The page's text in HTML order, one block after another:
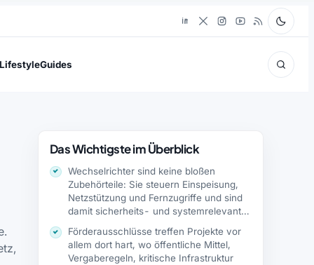
LifestyleGuides
Das Wichtigste im Überblick
Wechselrichter sind keine bloßen
Zubehörteile: Sie steuern Einspeisung,
Netzstützung und Fernzugriffe und sind
damit sicherheits- und systemrelevanter
Förderausschlüsse treffen Projekte vor
allem dort hart, wo öffentliche Mittel,
Vergaberegeln, kritische Infrastruktur